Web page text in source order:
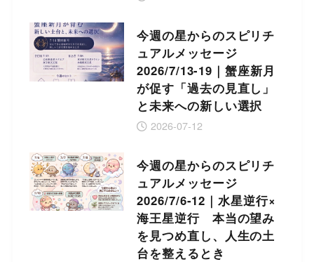
今週の星からのスピリチ
ュアルメッセージ
2026/7/13-19｜蟹座新月
が促す「過去の見直し」
と未来への新しい選択
2026-07-12
今週の星からのスピリチ
ュアルメッセージ
2026/7/6-12｜水星逆行×
海王星逆行 本当の望み
を見つめ直し、人生の土
台を整えるとき